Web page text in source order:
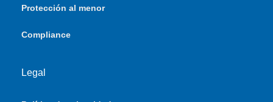
Protección al menor
Compliance
Legal